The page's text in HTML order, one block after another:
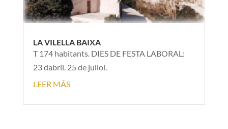
LA VILELLA BAIXA
T 174 habitants. DIES DE FESTA LABORAL:
23 dabril. 25 de juliol.
LEER MÁS